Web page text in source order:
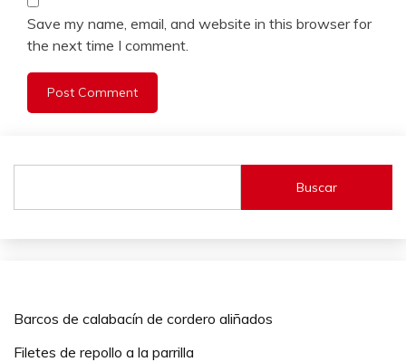
Save my name, email, and website in this browser for
the next time I comment.
Buscar
Barcos de calabacín de cordero aliñados
Filetes de repollo a la parrilla